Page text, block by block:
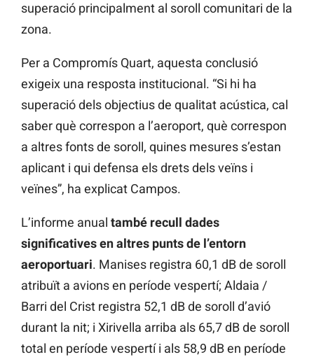
superació principalment al soroll comunitari de la
zona.
Per a Compromís Quart, aquesta conclusió
exigeix una resposta institucional. “Si hi ha
superació dels objectius de qualitat acústica, cal
saber què correspon a l’aeroport, què correspon
a altres fonts de soroll, quines mesures s’estan
aplicant i qui defensa els drets dels veïns i
veïnes”, ha explicat Campos.
L’informe anual també recull dades
significatives en altres punts de l’entorn
aeroportuari. Manises registra 60,1 dB de soroll
atribuït a avions en període vespertí; Aldaia /
Barri del Crist registra 52,1 dB de soroll d’avió
durant la nit; i Xirivella arriba als 65,7 dB de soroll
total en període vespertí i als 58,9 dB en període